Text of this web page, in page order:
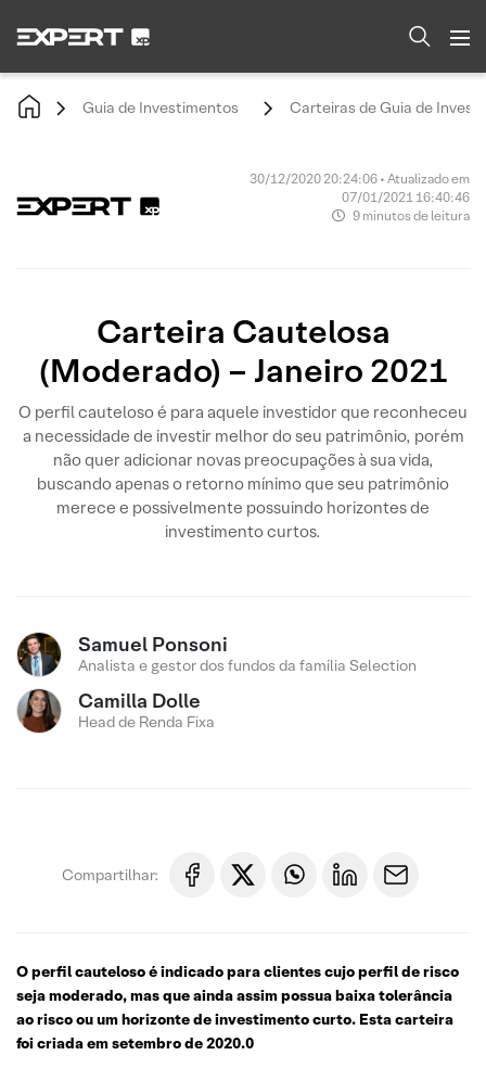
Guia de Investimentos Carteiras de Guia de
30/12/2020 20:24:06 • Atualizado em
07/01/2021 16:40:46
9 minutos de leitura
Carteira Cautelosa
(Moderado) – Janeiro 2021
O perfil cauteloso é para aquele investidor que reconheceu
a necessidade de investir melhor do seu patrimônio, porém
não quer adicionar novas preocupações à sua vida,
buscando apenas o retorno mínimo que seu patrimônio
merece e possivelmente possuindo horizontes de
investimento curtos.
Samuel Ponsoni
Analista e gestor dos fundos da família Selection
Camilla Dolle
Head de Renda Fixa
Compartilhar:
O perfil cauteloso é indicado para clientes cujo perfil de risco
seja moderado, mas que ainda assim possua baixa tolerância
ao risco ou um horizonte de investimento curto. Esta carteira
foi criada em setembro de 2020.0